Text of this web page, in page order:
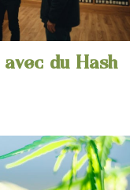
du Hash